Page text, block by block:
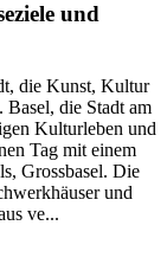
und
die Kunst, Kultur
Basel, die Stadt am
Kulturleben und
Tag mit einem
Grossbasel. Die
und
ve...